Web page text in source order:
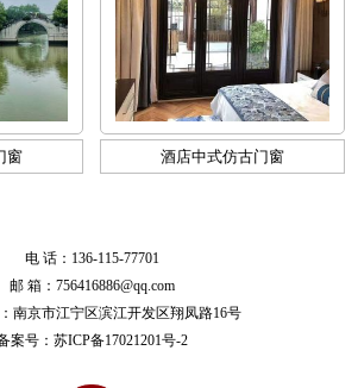
窗 酒店中式仿古门窗
电 话：136-115-77701
邮 箱：756416886@qq.com
南京市江宁区滨江开发区翔凤路16号
案号： 苏ICP备17021201号-2